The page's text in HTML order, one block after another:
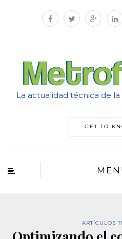
La actualidad técnica de
GET TO
ARTÍCULOS